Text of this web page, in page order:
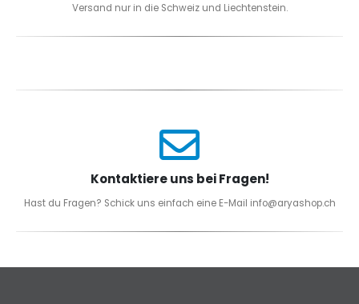
Versand nur in die Schweiz und Liechtenstein.
Kontaktiere uns bei Fragen!
Hast du Fragen? Schick uns einfach eine E-Mail info@aryashop.ch